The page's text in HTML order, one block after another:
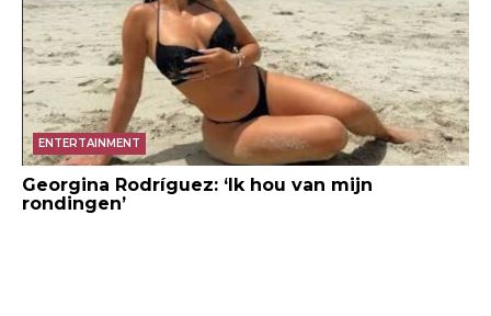
ENTERTAINMENT
Georgina Rodríguez: ‘Ik hou van mijn
rondingen’